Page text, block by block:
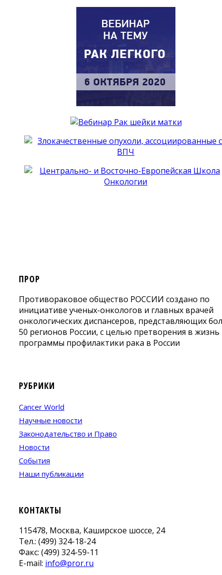
ПРОР
Противораковое общество РОССИИ создано по
инициативе ученых-онкологов и главных врачей
онкологических диспансеров, представляющих
50 регионов России, с целью претворения в жизнь
программы профилактики рака в России
РУБРИКИ
Cancer World
Научные новости
Законодательство и Право
Новости
События
Наши публикации
КОНТАКТЫ
115478, Москва, Каширское шоссе, 24
Тел.: (499) 324-18-24
Факс: (499) 324-59-11
E-mail: info@pror.ru